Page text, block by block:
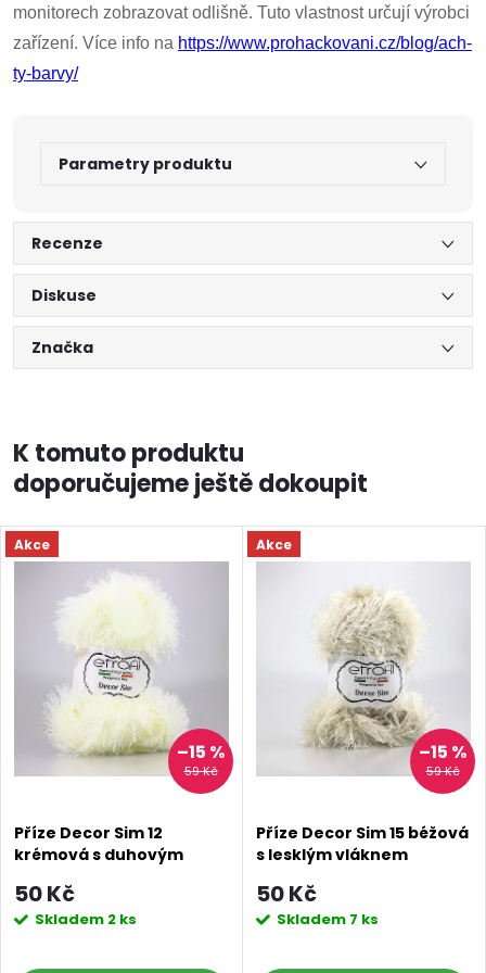
monitorech zobrazovat odlišně. Tuto vlastnost určují výrobci
zařízení. Více info na https://www.prohackovani.cz/blog/ach-
ty-barvy/
Parametry produktu
Recenze
Diskuse
Značka
K tomuto produktu
doporučujeme ještě dokoupit
Akce
59 Kč
–15 %
Příze Decor Sim 12
krémová s duhovým
50 Kč
Skladem 2 ks
Akce
59 Kč
–15 %
Příze Decor Sim 15 béžová
s lesklým vláknem
50 Kč
Skladem 7 ks